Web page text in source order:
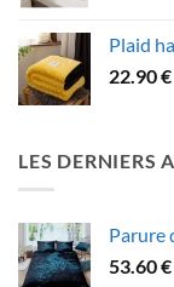
Plaid
22.90€
LES DERNIERS
Parure
53.60€